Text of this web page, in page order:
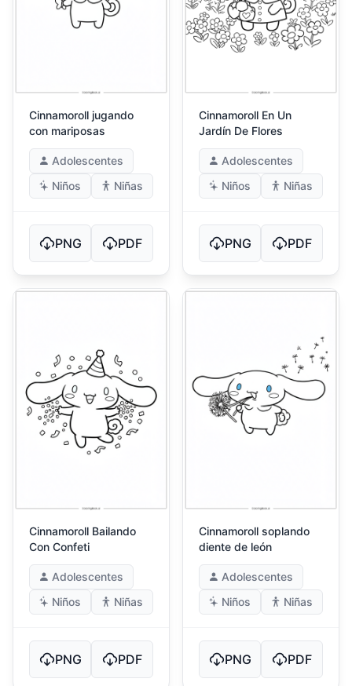
Cinnamoroll jugando
con mariposas
Adolescentes
Niños
Niñas
PNG PDF
Cinnamoroll En Un
Jardín De Flores
Adolescentes
Niños
Niñas
PNG PDF
Cinnamoroll Bailando
Con Confeti
Adolescentes
Niños
Niñas
PNG PDF
Cinnamoroll soplando
diente de león
Adolescentes
Niños
Niñas
PNG PDF